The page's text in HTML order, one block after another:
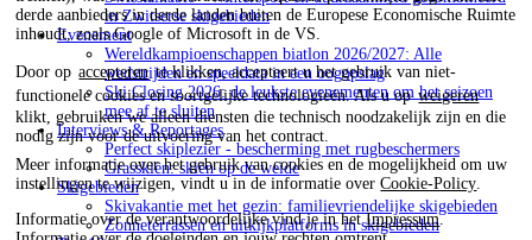
derde aanbieders in derde landen buiten de Europese Economische Ruimte
inhoudt, zoals Google of Microsoft in de VS.
Door op accepterente klikken, accepteert u het gebruik van niet-
functionele cookies en soortgelijke technologieën. Als u opweigeren
klikt, gebruiken we alleen diensten die technisch noodzakelijk zijn en die
nodig zijn voor de uitvoering van het contract.
Meer informatie over het gebruik van cookies en de mogelijkheid om uw
instellingen te wijzigen, vindt u in de informatie overCookie-Policy
Informatie over de verantwoordelijke vind je in hetImpressum.
in Zwitserse skigebieden
Evenement
Wereldkampioenschappen biatlon 2026/2027: Alle
wedstrijden en speeldata in een oogopslag
Ski Closing 2026: de leukste evenementen om het seizoen
mee af te sluiten
Interviews & Reportages
Perfect skiplezier - bescherming met rugbeschermers
Grasskiën: skiën op de weide
Skigebieden
Skivakantie met het gezin: familievriendelijke skigebieden
Zonneterrassen en uitkijkplatforms in skigebieden